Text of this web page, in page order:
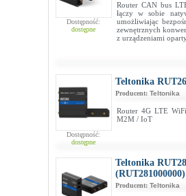
Dostępność:
dostępne
Router CAN bus
łączy w sobie
umożliwiając
zewnętrznych
z urządzeniami
Dostępność:
dostępne
Teltonika
Producent: Teltonika
Router 4G LTE
M2M / IoT
Teltonika
(RUT281000000)
Producent: Teltonika